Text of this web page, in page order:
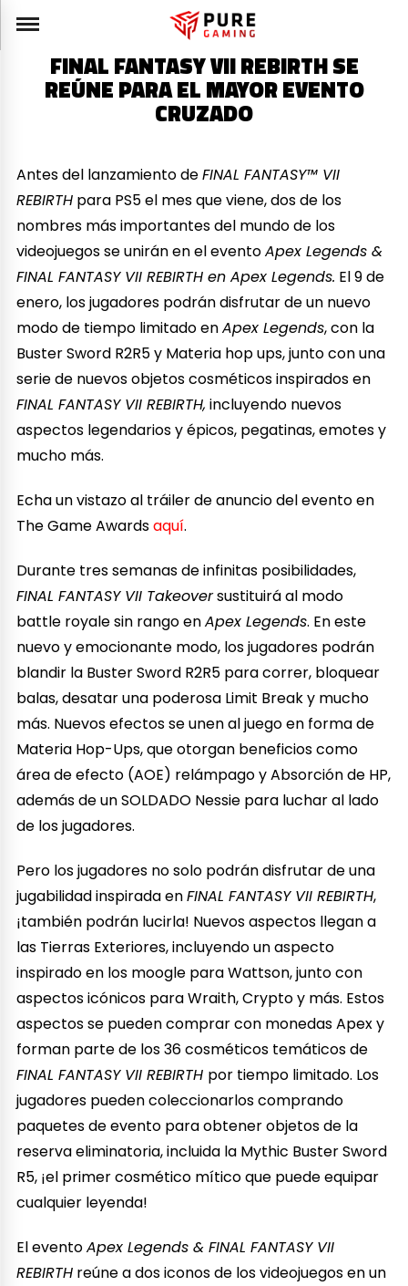
FINAL FANTASY VII REBIRTH SE
REÚNE PARA EL MAYOR EVENTO
CRUZADO
Antes del lanzamiento deFINAL FANTASY™ VII
REBIRTH para PS5 el mes que viene, dos de los
nombres más importantes del mundo de los
videojuegos se unirán en el eventoApex Legends &
FINAL FANTASY VII REBIRTH en Apex Legends. El 9 de
enero, los jugadores podrán disfrutar de un nuevo
modo de tiempo limitado enApex Legends, con la
Buster Sword R2R5 y Materia hop ups, junto con una
serie de nuevos objetos cosméticos inspirados en
FINAL FANTASY VII REBIRTH, incluyendo nuevos
aspectos legendarios y épicos, pegatinas, emotes y
mucho más.
Echa un vistazo al tráiler de anuncio del evento en
The Game Awardsaquí.
Durante tres semanas de infinitas posibilidades,
FINAL FANTASY VII Takeoversustituirá al modo
battle royale sin rango enApex Legends. En este
nuevo y emocionante modo, los jugadores podrán
blandir la Buster Sword R2R5 para correr, bloquear
balas, desatar una poderosa Limit Break y mucho
más. Nuevos efectos se unen al juego en forma de
Materia Hop-Ups, que otorgan beneficios como
área de efecto (AOE) relámpago y Absorción de HP,
además de un SOLDADO Nessie para luchar al lado
de los jugadores.
Pero los jugadores no solo podrán disfrutar de una
jugabilidad inspirada enFINAL FANTASY VII REBIRTH,
¡también podrán lucirla! Nuevos aspectos llegan a
las Tierras Exteriores, incluyendo un aspecto
inspirado en los moogle para Wattson, junto con
aspectos icónicos para Wraith, Crypto y más. Estos
aspectos se pueden comprar con monedas Apex y
forman parte de los 36 cosméticos temáticos de
FINAL FANTASY VII REBIRTH por tiempo limitado. Los
jugadores pueden coleccionarlos comprando
paquetes de evento para obtener objetos de la
reserva eliminatoria, incluida la Mythic Buster Sword
R5, ¡el primer cosmético mítico que puede equipar
cualquier leyenda!
El eventoApex Legends & FINAL FANTASY VII
REBIRTH reúne a dos iconos de los videojuegos en un